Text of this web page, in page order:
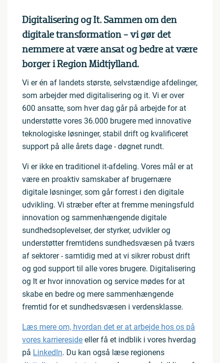
Digitalisering og It. Sammen om den
digitale transformation - vi gør det
nemmere at være ansat og bedre at være
borger i Region Midtjylland.
Vi er én af landets største, selvstændige afdelinger,
som arbejder med digitalisering og it. Vi er over
600 ansatte, som hver dag går på arbejde for at
understøtte vores 36.000 brugere med innovative
teknologiske løsninger, stabil drift og kvalificeret
support på alle årets dage - døgnet rundt.
Vi er ikke en traditionel it-afdeling. Vores mål er at
være en proaktiv samskaber af brugernære
digitale løsninger, som går forrest i den digitale
udvikling. Vi stræber efter at fremme meningsfuld
innovation og sammenhængende digitale
sundhedsoplevelser, der styrker, udvikler og
understøtter fremtidens sundhedsvæsen på tværs
af sektorer - samtidig med at vi sikrer robust drift
og god support til alle vores brugere. Digitalisering
og It er hvor innovation og service mødes for at
skabe en bedre og mere sammenhængende
fremtid for et sundhedsvæsen i verdensklasse.
Læs mere om, hvordan det er at arbejde hos os på
vores karriereside eller få et indblik i vores hverdag
på LinkedIn. Du kan også læse regionens